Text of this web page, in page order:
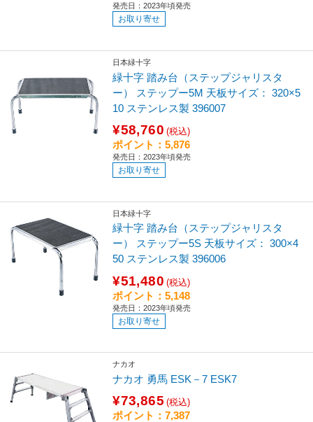
発売日：2023年頃発売
お取り寄せ
日本緑十字
緑十字 踏み台（ステップジャリスタ
ー） ステップー5M 天板サイズ： 320×5
10 ステンレス製 396007
¥58,760 (税込)
ポイント：5,876
発売日：2023年頃発売
お取り寄せ
日本緑十字
緑十字 踏み台（ステップジャリスタ
ー） ステップー5S 天板サイズ： 300×4
50 ステンレス製 396006
¥51,480 (税込)
ポイント：5,148
発売日：2023年頃発売
お取り寄せ
ナカオ
ナカオ 勇馬 ESK－7 ESK7
¥73,865 (税込)
ポイント：7,387